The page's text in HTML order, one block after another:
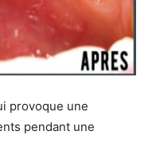
provoque une
pendant une